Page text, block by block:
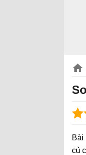
Bài
củ